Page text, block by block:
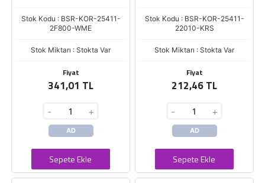
Stok Kodu : BSR-KOR-25411-
2F800-WME
Stok Miktarı : Stokta Var
Fiyat
341,01 TL
- +
AD
Sepete Ekle
Stok Kodu : BSR-KOR-25411-
22010-KRS
Stok Miktarı : Stokta Var
Fiyat
212,46 TL
- +
AD
Sepete Ekle